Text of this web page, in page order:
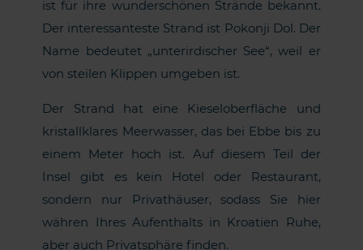
ist für ihre wunderschönen Strände bekannt.
Der interessanteste Strand ist Pokonji Dol. Der
Name bedeutet „unterirdischer See“, weil er
von steilen Klippen umgeben ist.
Der Strand hat eine Kieseloberfläche und
kristallklares Meerwasser, das bei Ebbe bis zu
einem Meter hoch ist. Auf diesem Teil der
Insel gibt es kein Hotel oder Restaurant,
sondern nur Privathäuser, sodass Sie hier
währen Ihres Aufenthalts in Kroatien Ruhe,
aber auch Privatsphäre finden.